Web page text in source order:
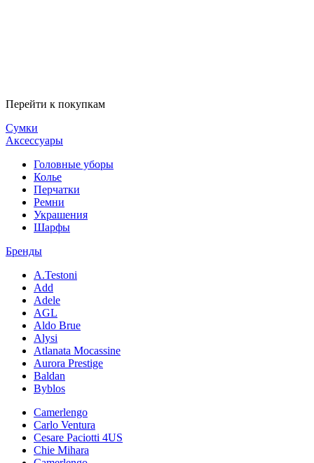
Перейти к покупкам
Сумки
Аксессуары
Головные уборы
Колье
Перчатки
Ремни
Украшения
Шарфы
Бренды
A.Testoni
Add
Adele
AGL
Aldo Brue
Alysi
Atlanata Mocassine
Aurora Prestige
Baldan
Byblos
Camerlengo
Carlo Ventura
Cesare Paciotti 4US
Chie Mihara